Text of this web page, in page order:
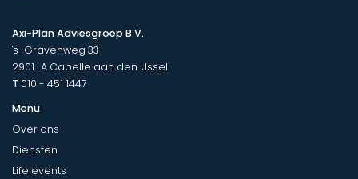
Axi-Plan Adviesgroep B.V.
's-Gravenweg 33
2901 LA Capelle aan den IJssel
T 010 - 451 1447
Menu
Over ons
Diensten
Life events